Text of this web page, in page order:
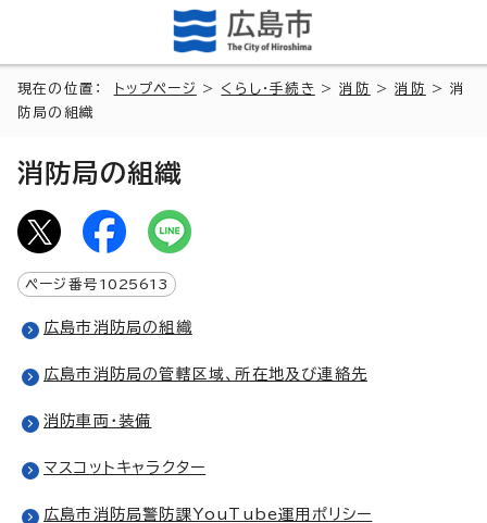
現在の位置： トップページ > くらし・手続き >消防 >消防
> 消
防局の組織
消防局の組織
ページ番号 1025613
広島市消防局の組織
広島市消防局の管轄区域、所在地及び連絡先
消防車両・装備
マスコットキャラクター
広島市消防局警防課YouTube運用ポリシー